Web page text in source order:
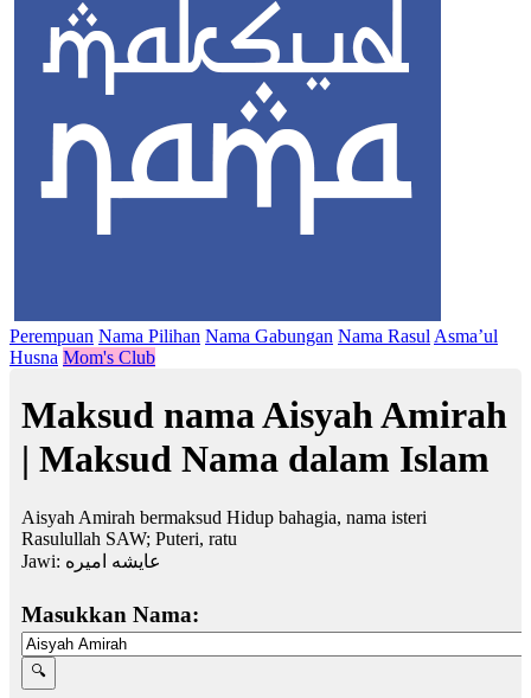
Perempuan Nama Pilihan Nama Gabungan Nama Rasul Asma’ul
Husna Mom's Club
Maksud nama Aisyah Amirah
| Maksud Nama dalam Islam
Aisyah Amirah bermaksud Hidup bahagia, nama isteri
Rasulullah SAW; Puteri, ratu
Jawi: عايشه اميره
Masukkan Nama: